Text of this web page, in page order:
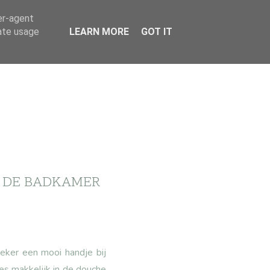
BADKAMER
een mooi handje bij
agent
usage
LEARN MORE GOT IT